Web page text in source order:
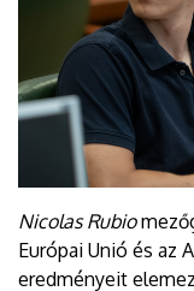
Nicolas Rubio
Európai Unió és az
eredményeit